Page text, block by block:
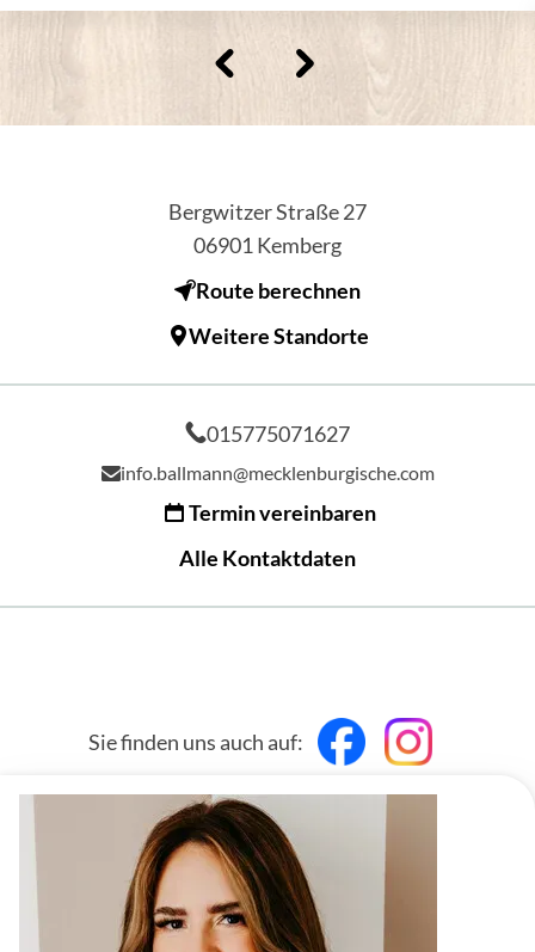
Bergwitzer Straße 27
06901 Kemberg
Route berechnen
Weitere Standorte
015775071627
info.ballmann@mecklenburgische.com
Termin vereinbaren
Alle Kontaktdaten
Sie finden uns auch auf: